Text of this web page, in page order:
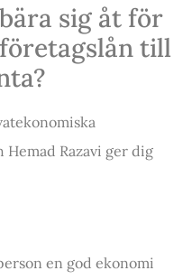
sig åt för
till
Razavi ger dig
en god ekonomi